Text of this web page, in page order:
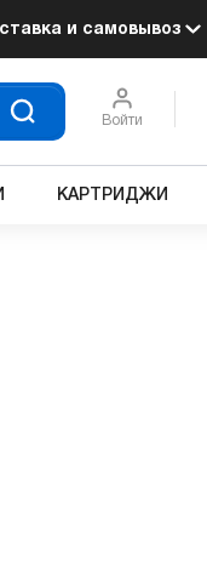
и самовывоз
Войти
КАРТРИДЖИ